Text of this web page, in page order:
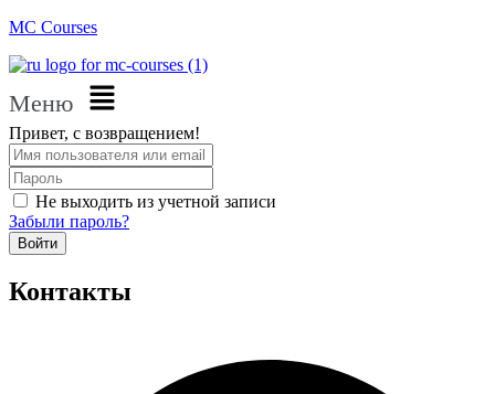
MC Courses
Меню
Привет, с возвращением!
Не выходить из учетной записи
Забыли пароль?
Войти
Контакты